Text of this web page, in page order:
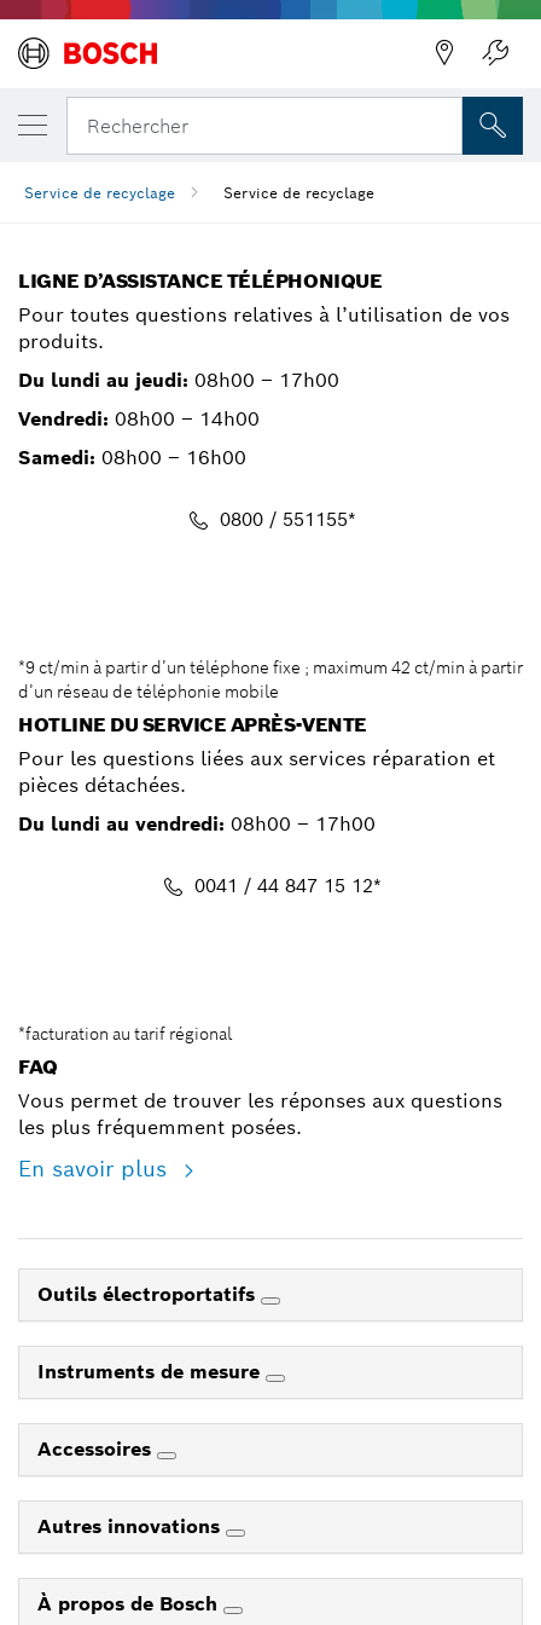
Rechercher
Service de recyclage Service de recyclage
LIGNE D’ASSISTANCE TÉLÉPHONIQUE
Pour toutes questions relatives à l’utilisation de vos
produits.
Du lundi au jeudi: 08h00 – 17h00
Vendredi: 08h00 – 14h00
Samedi: 08h00 – 16h00
0800 / 551155*
*9 ct/min à partir d’un téléphone fixe ; maximum 42 ct/min à partir
d’un réseau de téléphonie mobile
HOTLINE DU SERVICE APRÈS-VENTE
Pour les questions liées aux services réparation et
pièces détachées.
Du lundi au vendredi: 08h00 – 17h00
0041 / 44 847 15 12*
*facturation au tarif régional
FAQ
Vous permet de trouver les réponses aux questions
les plus fréquemment posées.
En savoir plus
Outils électroportatifs
Instruments de mesure
Accessoires
Autres innovations
À propos de Bosch